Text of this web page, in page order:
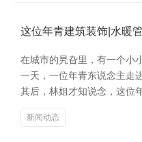
这位年青建筑装饰|水暖
在城市的旯旮里，有一个小
一天，一位年青东说念主走
其后，林姐才知说念，这位
新闻动态